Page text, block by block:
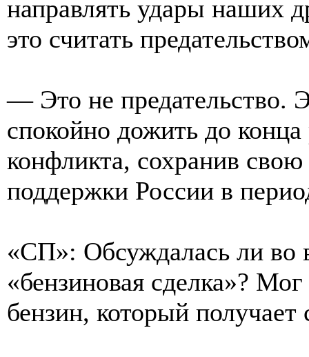
направлять удары наших
это считать
— Это не предательство.
спокойно дожить до конца
конфликта, сохранив
поддержки России в
«СП»: Обсуждалась ли во
«бензиновая сделка»?
бензин, который получает